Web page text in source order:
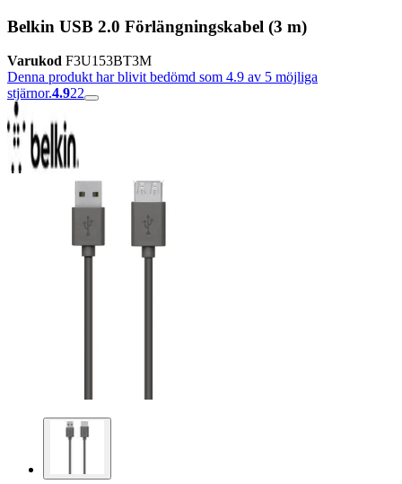
Belkin USB 2.0 Förlängningskabel (3 m)
Varukod F3U153BT3M
Denna produkt har blivit bedömd som 4.9 av 5 möjliga
stjärnor.4.922